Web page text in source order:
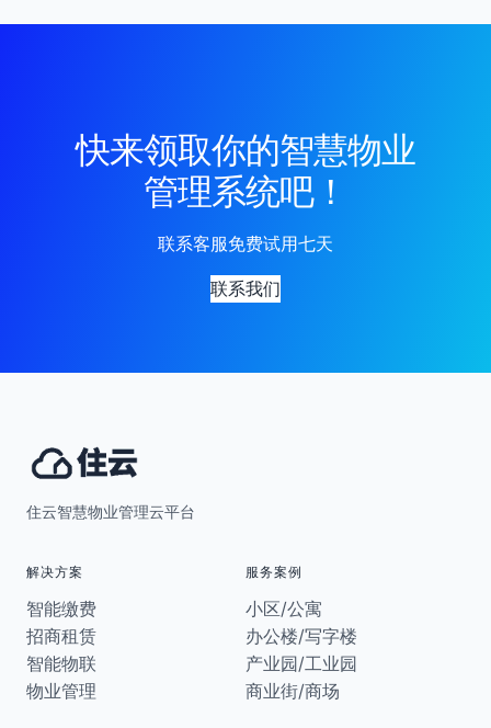
快来领取你的智慧物业
管理系统吧！
联系客服免费试用七天
联系我们
住云智慧物业管理云平台
解决方案
智能缴费
招商租赁
智能物联
物业管理
服务案例
小区/公寓
办公楼/写字楼
产业园/工业园
商业街/商场